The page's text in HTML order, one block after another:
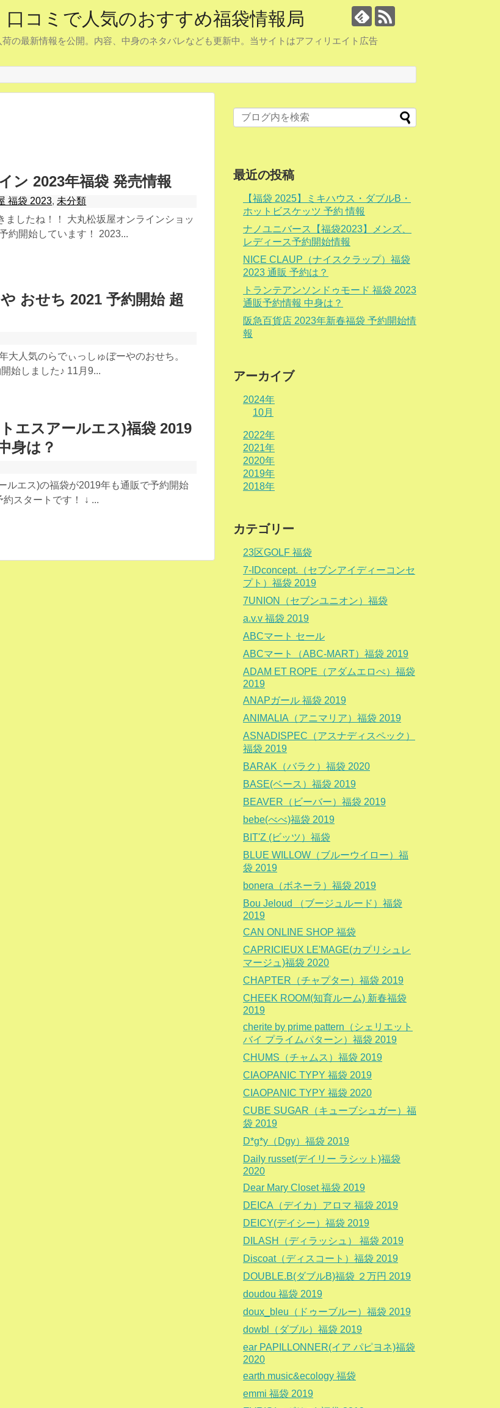
コミで人気のおすすめ福袋情報局
の最新情報を公開。内容、中身のネタバレなども更新中。当サイトはアフィリエイト広告
ン 2023年福袋 発売情報
福袋 2023, 未分類
ましたね！！ 大丸松坂屋オンラインショッ
約開始しています！ 2023...
おせち 2021 予約開始 超
大人気のらでぃっしゅぼーやのおせち。
始しました♪ 11月9...
エスアールエス)福袋 2019
身は？
ルエス)の福袋が2019年も通販で予約開始
スタートです！ ↓ ...
最近の投稿
【福袋 2025】ミキハウス・ダブルB・
ホットビスケッツ 予約 情報
ナノユニバース【福袋2023】メンズ、
レディース予約開始情報
NICE CLAUP（ナイスクラップ）福袋
2023 通販 予約は？
トランテアンソンドゥモード 福袋 2023
通販予約情報 中身は？
阪急百貨店 2023年新春福袋 予約開始情
報
アーカイブ
2024年
10月
2022年
2021年
2020年
2019年
2018年
カテゴリー
23区GOLF 福袋
7-IDconcept.（セブンアイディーコンセ
プト）福袋 2019
7UNION（セブンユニオン）福袋
a.v.v 福袋 2019
ABCマート セール
ABCマート（ABC-MART）福袋 2019
ADAM ET ROPE（アダムエロぺ）福袋
2019
ANAPガール 福袋 2019
ANIMALIA（アニマリア）福袋 2019
ASNADISPEC（アスナディスペック）
福袋 2019
BARAK（バラク）福袋 2020
BASE(ベース）福袋 2019
BEAVER（ビーバー）福袋 2019
bebe(べべ)福袋 2019
BIT'Z (ビッツ）福袋
BLUE WILLOW（ブルーウイロー）福
袋 2019
bonera（ボネーラ）福袋 2019
Bou Jeloud （ブージュルード）福袋
2019
CAN ONLINE SHOP 福袋
CAPRICIEUX LE'MAGE(カプリシュレ
マージュ)福袋 2020
CHAPTER（チャプター）福袋 2019
CHEEK ROOM(知育ルーム) 新春福袋
2019
cherite by prime pattern（シェリエット
バイ プライムパターン）福袋 2019
CHUMS（チャムス）福袋 2019
CIAOPANIC TYPY 福袋 2019
CIAOPANIC TYPY 福袋 2020
CUBE SUGAR（キューブシュガー）福
袋 2019
D*g*y（Dgy）福袋 2019
Daily russet(デイリー ラシット)福袋
2020
Dear Mary Closet 福袋 2019
DEICA（デイカ）アロマ 福袋 2019
DEICY(デイシー）福袋 2019
DILASH（ディラッシュ） 福袋 2019
Discoat（ディスコート）福袋 2019
DOUBLE.B(ダブルB)福袋 ２万円 2019
doudou 福袋 2019
doux_bleu（ドゥーブルー）福袋 2019
dowbl（ダブル）福袋 2019
ear PAPILLONNER(イア パピヨネ)福袋
2020
earth music&ecology 福袋
emmi 福袋 2019